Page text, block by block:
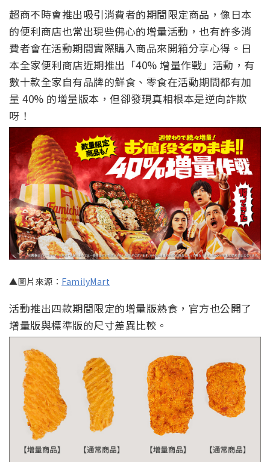
超商不時會推出吸引消費者的期間限定商品，像日本
的便利商店也常出現些佛心的增量活動，也有許多消
費者會在活動期間實際購入商品來開箱分享心得。日
本全家便利商店近期推出「40% 增量作戰」活動，有
數十款全家自有品牌的鮮食、零食在活動期間都有加
量 40% 的增量版本，但卻發現真相根本是逆向詐欺
呀！
▲圖片來源： FamilyMart
活動推出四款期間限定的增量版熟食，官方也公開了
增量版與標準版的尺寸差異比較。